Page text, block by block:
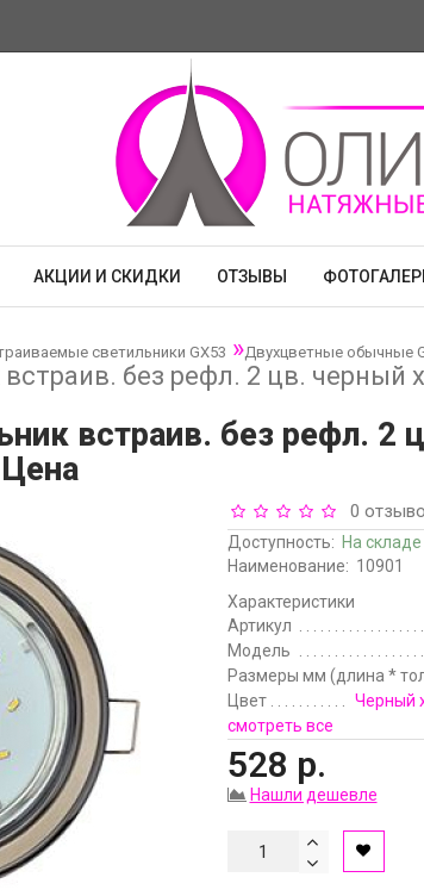
АКЦИИ И СКИДКИ ОТЗЫВЫ
светильники GX53 Двухцветные обычные
встраив. без рефл. 2 цв.
встраив. без рефл.
0
Доступность: На складе
Наименование: 10901
Характеристики
Артикул
Модель
Размеры мм (длина *
Цвет
Черный
смотреть все
528 р.
Нашли дешевле